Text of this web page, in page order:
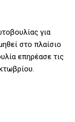
για
στο πλαίσιο
επηρέασε τις